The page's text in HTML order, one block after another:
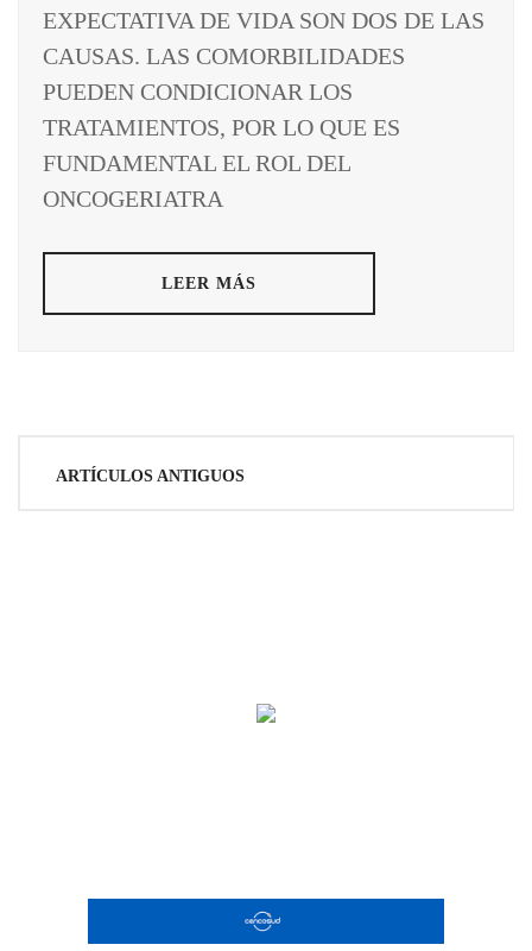
EXPECTATIVA DE VIDA SON DOS DE LAS
CAUSAS. LAS COMORBILIDADES
PUEDEN CONDICIONAR LOS
TRATAMIENTOS, POR LO QUE ES
FUNDAMENTAL EL ROL DEL
ONCOGERIATRA
LEER MÁS
Navegación
ARTÍCULOS ANTIGUOS